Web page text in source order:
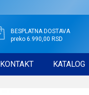
BESPLATNA DOSTAVA
preko 6.990,00 RSD
KONTAKT KATALOG